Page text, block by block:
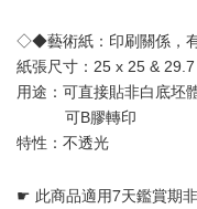
◇◆藝術紙：印刷關係，
紙張尺寸：25 x 25 &
用途：可直接貼非白底坯
可B膠轉印
特性：不透光
☛ 此商品適用7天鑑賞期